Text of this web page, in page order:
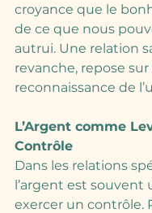
croyance que le
de ce que nous
autrui. Une relation
revanche, repose
reconnaissance de
L’Argent comme
Contrôle
Dans les relations
l’argent est souvent
exercer un contrôle.